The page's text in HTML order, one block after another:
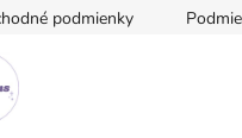
podmienky